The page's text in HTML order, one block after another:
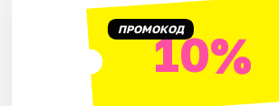
ПРОМОКОД10%